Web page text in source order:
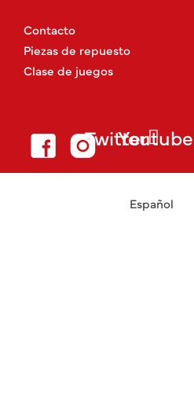
Contacto
Piezas de repuesto
Clase de juegos
TwitterYoutube
Español